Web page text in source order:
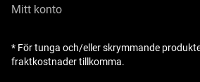
Mitt konto
* För tunga och/eller skrymmande
fraktkostnader tillkomma.